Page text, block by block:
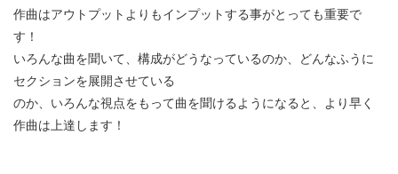
作曲はアウトプットよりもインプットする事がとっても重要で
す！
いろんな曲を聞いて、構成がどうなっているのか、どんなふうに
セクションを展開させている
のか、いろんな視点をもって曲を聞けるようになると、より早く
作曲は上達します！